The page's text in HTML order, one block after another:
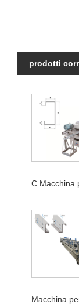
prodotti